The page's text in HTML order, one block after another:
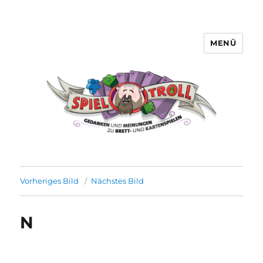
MENÜ
Vorheriges Bild Nächstes Bild
N